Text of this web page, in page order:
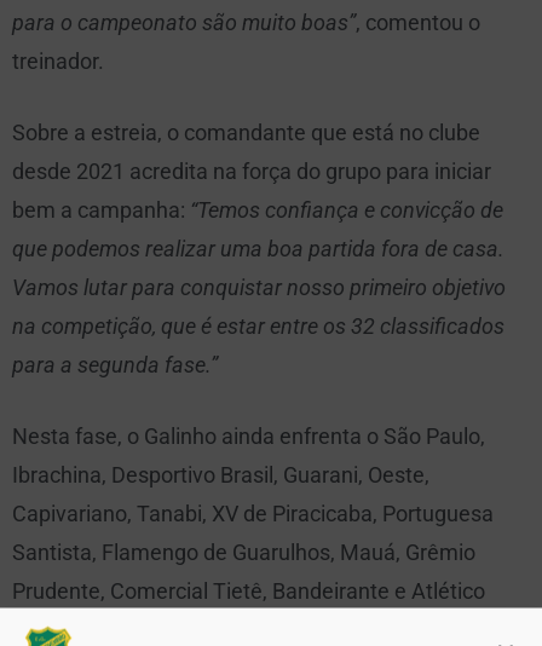
para o campeonato são muito boas”, comentou o
treinador.
Sobre a estreia, o comandante que está no clube
desde 2021 acredita na força do grupo para iniciar
bem a campanha: “Temos confiança e convicção de
que podemos realizar uma boa partida fora de casa.
Vamos lutar para conquistar nosso primeiro objetivo
na competição, que é estar entre os 32 classificados
para a segunda fase.”
Nesta fase, o Galinho ainda enfrenta o São Paulo,
Ibrachina, Desportivo Brasil, Guarani, Oeste,
Capivariano, Tanabi, XV de Piracicaba, Portuguesa
Santista, Flamengo de Guarulhos, Mauá, Grêmio
Prudente, Comercial Tietê, Bandeirante e Atlético
Guaratinguetá.